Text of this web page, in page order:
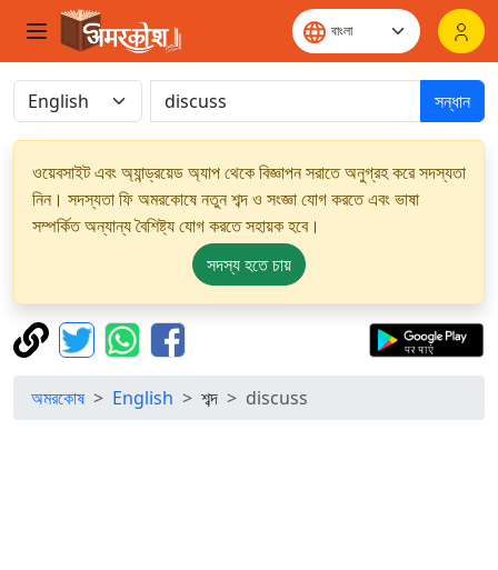
সন্ধান
ওয়েবসাইট এবং অ্যান্ড্রয়েড অ্যাপ থেকে বিজ্ঞাপন সরাতে অনুগ্রহ করে সদস্যতা
নিন। সদস্যতা ফি অমরকোষে নতুন শব্দ ও সংজ্ঞা যোগ করতে এবং ভাষা
সম্পর্কিত অন্যান্য বৈশিষ্ট্য যোগ করতে সহায়ক হবে।
সদস্য হতে চায়
অমরকোষ English শব্দ discuss